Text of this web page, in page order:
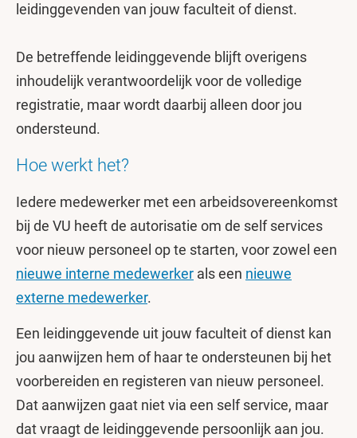
leidinggevenden van jouw faculteit of dienst.
De betreffende leidinggevende blijft overigens
inhoudelijk verantwoordelijk voor de volledige
registratie, maar wordt daarbij alleen door jou
ondersteund.
Hoe werkt het?
Iedere medewerker met een arbeidsovereenkomst
bij de VU heeft de autorisatie om de self services
voor nieuw personeel op te starten, voor zowel een
nieuwe interne medewerker als een nieuwe
externe medewerker.
Een leidinggevende uit jouw faculteit of dienst kan
jou aanwijzen hem of haar te ondersteunen bij het
voorbereiden en registeren van nieuw personeel.
Dat aanwijzen gaat niet via een self service, maar
dat vraagt de leidinggevende persoonlijk aan jou.